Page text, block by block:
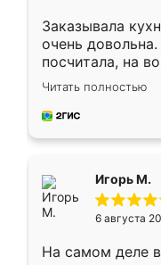
Заказывала
очень
посчитала, на
Замерщик
делу со всей
за день, ребята
Читать полностью
Игорь М.
6 августа
На самом деле